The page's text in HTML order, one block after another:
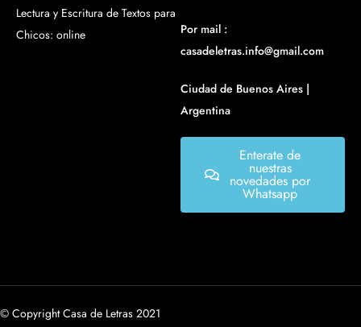
Lectura y Escritura de Textos para
Chicos: online
Por mail :
casadeletras.info@gmail.com
Ciudad de Buenos Aires |
Argentina
Enterate de
nuestras
novedades por
Whatsapp
© Copyright Casa de Letras 2021